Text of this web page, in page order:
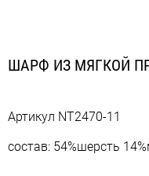
ШАРФ ИЗ МЯГКОЙ
Артикул NT2470-11
состав: 54%шерсть